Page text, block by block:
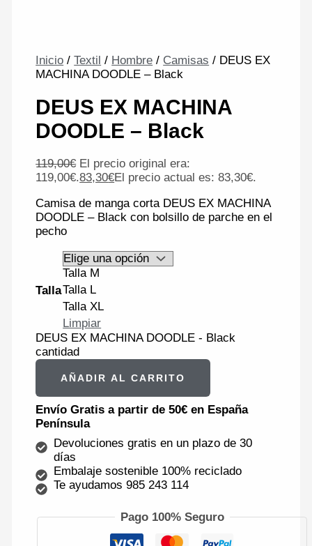
Inicio /Textil / Hombre / Camisas / DEUS EX
MACHINA DOODLE – Black
DEUS EX MACHINA
DOODLE – Black
119,00€ El precio original era:
119,00€.83,30€El precio actual es: 83,30€.
Camisa de manga corta DEUS EX MACHINA
DOODLE – Black con bolsillo de parche en el
pecho
Talla
Talla M
Talla L
Talla XL
Limpiar
DEUS EX MACHINA DOODLE - Black
cantidad
AÑADIR AL CARRITO
Envío Gratis a partir de 50€ en España
Península
Devoluciones gratis en un plazo de 30
días
Embalaje sostenible 100% reciclado
Te ayudamos 985 243 114
Pago 100% Seguro